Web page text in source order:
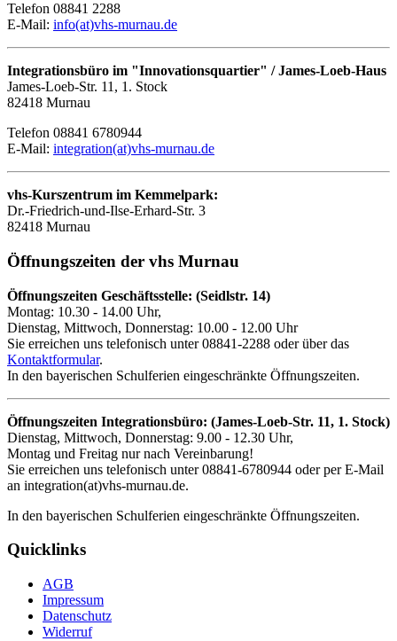
Telefon 08841 2288
E-Mail: info(at)vhs-murnau.de
Integrationsbüro im "Innovationsquartier" / James-Loeb-Haus
James-Loeb-Str. 11, 1. Stock
82418 Murnau
Telefon 08841 6780944
E-Mail: integration(at)vhs-murnau.de
vhs-Kurszentrum im Kemmelpark:
Dr.-Friedrich-und-Ilse-Erhard-Str. 3
82418 Murnau
Öffnungszeiten der vhs Murnau
Öffnungszeiten Geschäftsstelle: (Seidlstr. 14)
Montag: 10.30 - 14.00 Uhr,
Dienstag, Mittwoch, Donnerstag: 10.00 - 12.00 Uhr
Sie erreichen uns telefonisch unter 08841-2288 oder über das
Kontaktformular.
In den bayerischen Schulferien eingeschränkte Öffnungszeiten.
Öffnungszeiten Integrationsbüro: (James-Loeb-Str. 11, 1. Stock)
Dienstag, Mittwoch, Donnerstag: 9.00 - 12.30 Uhr,
Montag und Freitag nur nach Vereinbarung!
Sie erreichen uns telefonisch unter 08841-6780944 oder per E-Mail
an integration(at)vhs-murnau.de.
In den bayerischen Schulferien eingeschränkte Öffnungszeiten.
Quicklinks
AGB
Impressum
Datenschutz
Widerruf